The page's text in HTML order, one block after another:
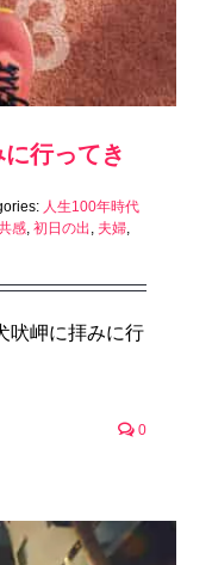
行ってき
人生100年時代
感, 初日の出 , 夫婦,
吠岬に拝みに行
0